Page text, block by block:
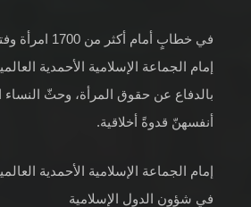
في خطابٍ أمام
إمام الجماعة الإسلامية الأحمدية
بالدفاع عن حقوق المرأة، وحثّ النساء
أنفسهنّ قدوةً أخلاقية.
إمام الجماعة الإسلامية الأحمدية
في شؤون الدول الإسلامية